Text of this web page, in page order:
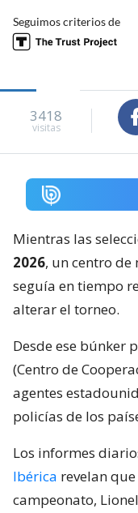
Seguimos criterios de
3418
visitas
Mientras las
2026, un centro
seguía en tiempo
alterar el torneo.
Desde ese búnker
(Centro de
agentes
policías de los
Los informes
Ibérica revelan
campeonato,